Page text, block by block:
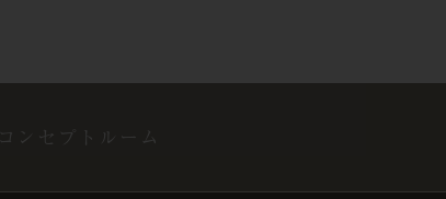
コンセプトルーム